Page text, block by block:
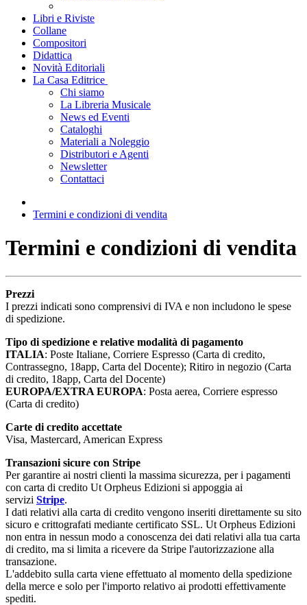
Libri e Riviste
Collane
Compositori
Didattica
Novità Editoriali
La Casa Editrice
Chi siamo
La Libreria Musicale
News ed Eventi
Cataloghi
Materiali a Noleggio
Distributori e Agenti
Newsletter
Contattaci
Termini e condizioni di vendita
Termini e condizioni di vendita
Prezzi
I prezzi indicati sono comprensivi di IVA e non includono le spese
di spedizione.
Tipo di spedizione e relative modalità di pagamento
ITALIA: Poste Italiane, Corriere Espresso (Carta di credito,
Contrassegno, 18app, Carta del Docente); Ritiro in negozio (Carta
di credito, 18app, Carta del Docente)
EUROPA/EXTRA EUROPA: Posta aerea, Corriere espresso
(Carta di credito)
Carte di credito accettate
Visa, Mastercard, American Express
Transazioni sicure con Stripe
Per garantire ai nostri clienti la massima sicurezza, per i pagamenti
con carta di credito Ut Orpheus Edizioni si appoggia ai
servizi Stripe.
I dati relativi alla carta di credito vengono inseriti direttamente su sito
sicuro e crittografati mediante certificato SSL. Ut Orpheus Edizioni
non entra in nessun modo a conoscenza dei dati relativi alla tua carta
di credito, ma si limita a ricevere da Stripe l'autorizzazione alla
transazione.
L'addebito sulla carta viene effettuato al momento della spedizione
della merce e solo per l'importo relativo ai prodotti effettivamente
spediti.